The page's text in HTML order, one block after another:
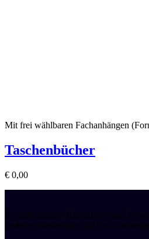
Mit frei wählbaren Fachanhängen
Taschenbücher
€ 0,00
Ihr individueller Kalenderverlag!
perfekte Werbemittel für Ihr